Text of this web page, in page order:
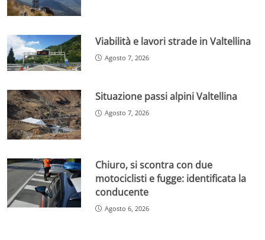
Viabilità e lavori strade in Valtellina
Agosto 7, 2026
Situazione passi alpini Valtellina
Agosto 7, 2026
Chiuro, si scontra con due
motociclisti e fugge: identificata la
conducente
Agosto 6, 2026